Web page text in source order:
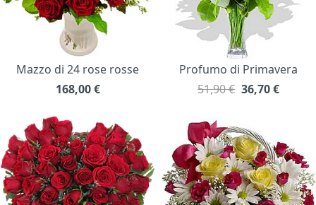
Mazzo di 24 rose rosse
168,00 €
Profumo di Primavera
51,90 € 36,70€